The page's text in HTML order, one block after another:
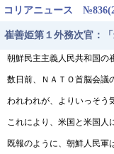
コリアニュース
崔善姫第１外務次官：
朝鮮民主主義人民共和国の
数日前、ＮＡＴＯ首脳会議
われわれが、よりいっそう
これにより、米国と米国人
既報のように、朝鮮人民軍